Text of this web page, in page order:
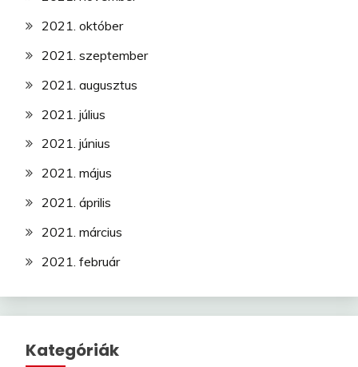
2021. október
2021. szeptember
2021. augusztus
2021. július
2021. június
2021. május
2021. április
2021. március
2021. február
Kategóriák